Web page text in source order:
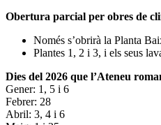
Obertura parcial per obres de
Només s’obrirà la Planta
Plantes 1, 2 i 3, i els seus
Dies del 2026 que l’Ateneu
Gener: 1, 5 i 6
Febrer: 28
Abril: 3, 4 i 6